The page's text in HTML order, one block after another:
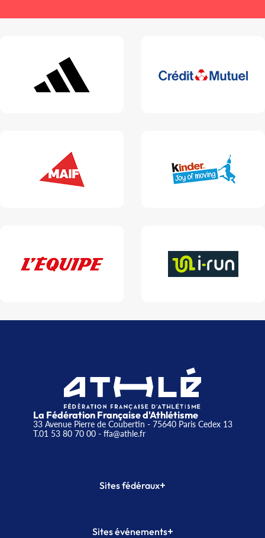
La Fédération Française d'Athlétisme
33 Avenue Pierre de Coubertin - 75640 Paris Cedex 13
T.01 53 80 70 00- ffa@athle.fr
Sites fédéraux+
Plateforme Formation
Sites événements+